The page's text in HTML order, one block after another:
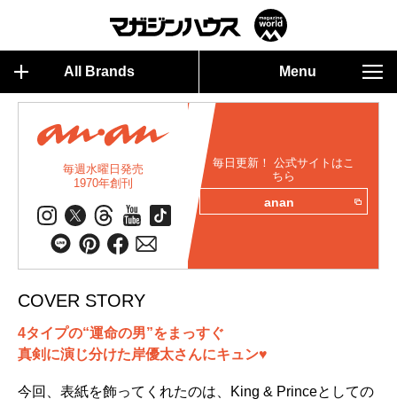
All Brands Menu
毎週水曜日発売
1970年創刊
毎日更新！ 公式サイトはこ
ちら
anan
COVER STORY
4タイプの“運命の男”をまっすぐ
真剣に演じ分けた岸優太さんにキュン♥
今回、表紙を飾ってくれたのは、King & Princeとしての